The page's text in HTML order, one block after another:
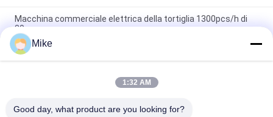
Macchina commerciale elettrica della tortiglia 1300pcs/h di
30cm
macchina commerciale della tortiglia del supermercato
3600pcs/h di 25cm
Pancake Lacha Paratha della cipolla di inverno che rende a
Mike
1:32 AM
Good day, what product are you looking for?